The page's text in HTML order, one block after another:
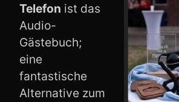
Telefon ist das
Audio-
Gästebuch;
eine
fantastische
Alternative zum